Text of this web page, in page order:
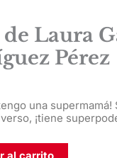
Laura
Pérez
una
¡tiene